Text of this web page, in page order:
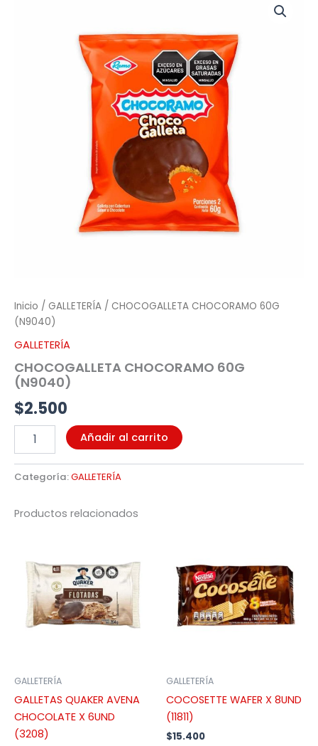
Inicio / GALLETERÍA / CHOCOGALLETA CHOCORAMO 60G
(N9040)
GALLETERÍA
CHOCOGALLETA CHOCORAMO 60G
(N9040)
$2.500
Añadir al carrito
Categoría:GALLETERÍA
Productos relacionados
GALLETERÍA
GALLETAS QUAKER AVENA
CHOCOLATE X 6UND
(3208)
GALLETERÍA
COCOSETTE WAFER X 8UND
(11811)
$15.400